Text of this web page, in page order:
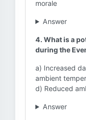
morale
Answer
4. What is a
during the
a) Increased
ambient
d) Reduced
Answer